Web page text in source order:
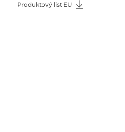
Produktový list EU